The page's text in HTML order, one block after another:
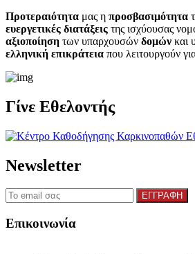
Προτεραιότητα μας η προσβασιμότητα
ευεργετικές διατάξεις της ισχύουσας
αξιοποίηση των υπαρχουσών δομών και
ελληνική επικράτεια που λειτουργούν
Γίνε Εθελοντής
Newsletter
Επικοινωνία